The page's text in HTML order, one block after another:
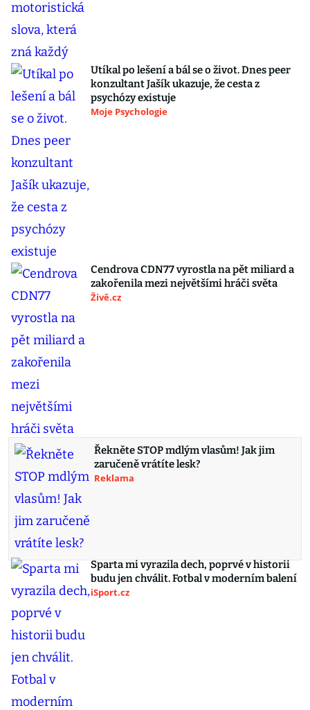
Utíkal po lešení a bál se o život. Dnes peer
konzultant Jašík ukazuje, že cesta z
psychózy existuje
Moje Psychologie
Cendrova CDN77 vyrostla na pět miliard a
zakořenila mezi největšími hráči světa
Živě.cz
Řekněte STOP mdlým vlasům! Jak jim
zaručeně vrátíte lesk?
Reklama
Sparta mi vyrazila dech, poprvé v historii
budu jen chválit. Fotbal v moderním balení
iSport.cz